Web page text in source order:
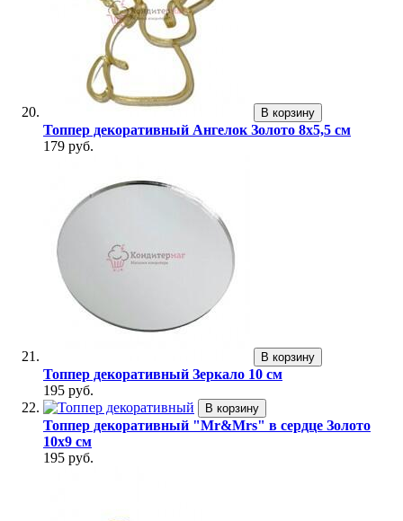
В корзину
Топпер декоративный Ангелок Золото 8х5,5 см
179 руб.
В корзину
Топпер декоративный Зеркало 10 см
195 руб.
В корзину
Топпер декоративный "Mr&Mrs" в сердце Золото
10х9 см
195 руб.